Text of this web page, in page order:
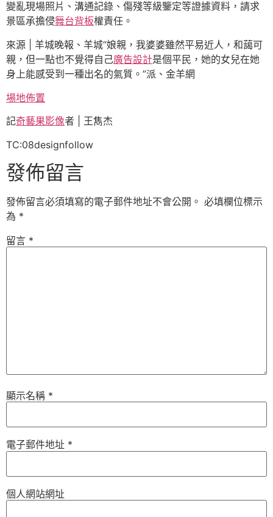
變亂現場照片、溝通記錄、傷殘等級鑒定等證據資料，請求
景區承擔侵舞台背板權責任。
來源 | 羊城晚報、羊城“娘親，我婆婆雖然平易近人，和藹可
親，但一點也不覺得自己廣告設計是個平民，她的女兒在她
身上能感受到一種出名的氣質。”派、金羊網
場地佈置
記奇藝果影像者 | 王雋杰
TC:08designfollow
發佈留言
發佈留言必須填寫的電子郵件地址不會公開。 必填欄位標示
為 *
留言 *
顯示名稱 *
電子郵件地址 *
個人網站網址